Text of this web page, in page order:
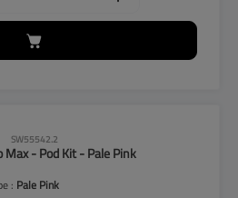
SW55542.2
Max - Pod Kit - Pale Pink
: Pale Pink